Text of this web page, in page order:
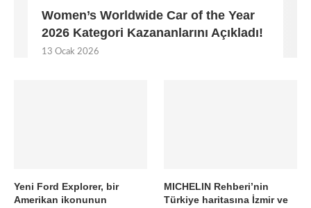
Women’s Worldwide Car of the Year
2026 Kategori Kazananlarını Açıkladı!
13 Ocak 2026
Yeni Ford Explorer, bir
Amerikan ikonunun
MICHELIN Rehberi’nin
Türkiye haritasına İzmir ve